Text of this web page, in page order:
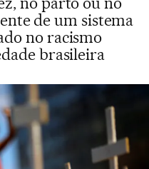
de um sistema
no racismo
brasileira